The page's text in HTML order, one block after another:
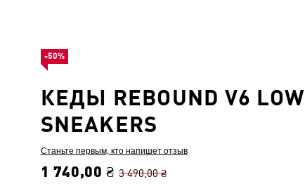
КЕДЫ REBOUND V6 LOW
SNEAKERS
Станьте первым, кто напишет отзыв
1 740,00 ₴ 3 490,00 ₴
-50%